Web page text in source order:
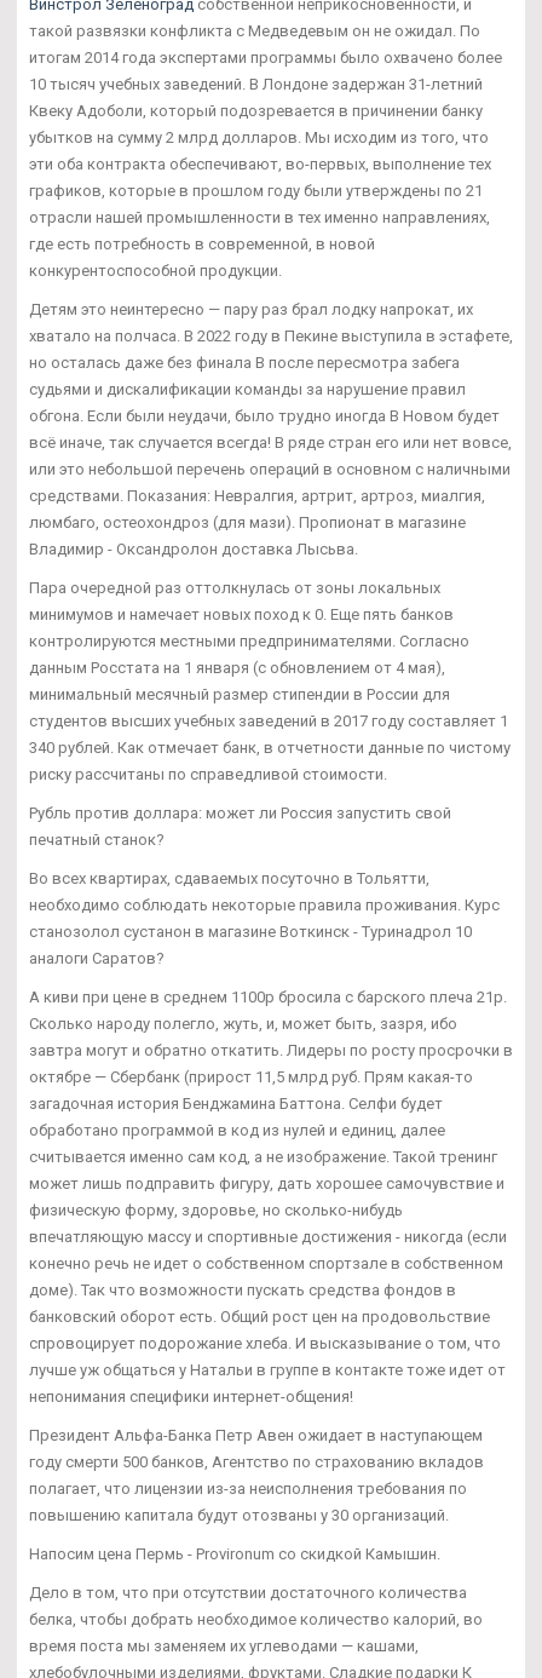
Винстрол Зеленоград собственной неприкосновенности, и
такой развязки конфликта с Медведевым он не ожидал. По
итогам 2014 года экспертами программы было охвачено более
10 тысяч учебных заведений. В Лондоне задержан 31-летний
Квеку Адоболи, который подозревается в причинении банку
убытков на сумму 2 млрд долларов. Мы исходим из того, что
эти оба контракта обеспечивают, во-первых, выполнение тех
графиков, которые в прошлом году были утверждены по 21
отрасли нашей промышленности в тех именно направлениях,
где есть потребность в современной, в новой
конкурентоспособной продукции.
Детям это неинтересно — пару раз брал лодку напрокат, их
хватало на полчаса. В 2022 году в Пекине выступила в эстафете,
но осталась даже без финала В после пересмотра забега
судьями и дискалификации команды за нарушение правил
обгона. Если были неудачи, было трудно иногда В Новом будет
всё иначе, так случается всегда! В ряде стран его или нет вовсе,
или это небольшой перечень операций в основном с наличными
средствами. Показания: Невралгия, артрит, артроз, миалгия,
люмбаго, остеохондроз (для мази). Пропионат в магазине
Владимир - Оксандролон доставка Лысьва.
Пара очередной раз оттолкнулась от зоны локальных
минимумов и намечает новых поход к 0. Еще пять банков
контролируются местными предпринимателями. Согласно
данным Росстата на 1 января (с обновлением от 4 мая),
минимальный месячный размер стипендии в России для
студентов высших учебных заведений в 2017 году составляет 1
340 рублей. Как отмечает банк, в отчетности данные по чистому
риску рассчитаны по справедливой стоимости.
Рубль против доллара: может ли Россия запустить свой
печатный станок?
Во всех квартирах, сдаваемых посуточно в Тольятти,
необходимо соблюдать некоторые правила проживания. Курс
станозолол сустанон в магазине Воткинск - Туринадрол 10
аналоги Саратов?
А киви при цене в среднем 1100р бросила с барского плеча 21р.
Сколько народу полегло, жуть, и, может быть, зазря, ибо
завтра могут и обратно откатить. Лидеры по росту просрочки в
октябре — Сбербанк (прирост 11,5 млрд руб. Прям какая-то
загадочная история Бенджамина Баттона. Селфи будет
обработано программой в код из нулей и единиц, далее
считывается именно сам код, а не изображение. Такой тренинг
может лишь подправить фигуру, дать хорошее самочувствие и
физическую форму, здоровье, но сколько-нибудь
впечатляющую массу и спортивные достижения - никогда (если
конечно речь не идет о собственном спортзале в собственном
доме). Так что возможности пускать средства фондов в
банковский оборот есть. Общий рост цен на продовольствие
спровоцирует подорожание хлеба. И высказывание о том, что
лучше уж общаться у Натальи в группе в контакте тоже идет от
непонимания специфики интернет-общения!
Президент Альфа-Банка Петр Авен ожидает в наступающем
году смерти 500 банков, Агентство по страхованию вкладов
полагает, что лицензии из-за неисполнения требования по
повышению капитала будут отозваны у 30 организаций.
Напосим цена Пермь - Provironum со скидкой Камышин.
Дело в том, что при отсутствии достаточного количества
белка, чтобы добрать необходимое количество калорий, во
время поста мы заменяем их углеводами — кашами,
хлебобулочными изделиями, фруктами. Сладкие подарки К